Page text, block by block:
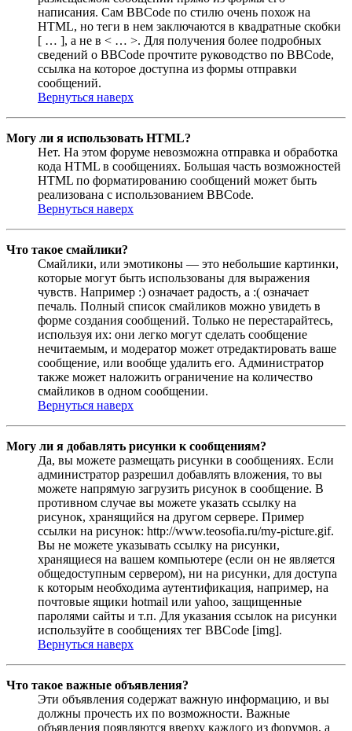
написания. Сам BBCode по стилю очень похож на
HTML, но теги в нем заключаются в квадратные скобки
[ … ], а не в < … >. Для получения более подробных
сведений о BBCode прочтите руководство по BBCode,
ссылка на которое доступна из формы отправки
сообщений.
Вернуться наверх
Могу ли я использовать HTML?
Нет. На этом форуме невозможна отправка и обработка
кода HTML в сообщениях. Большая часть возможностей
HTML по форматированию сообщений может быть
реализована с использованием BBCode.
Вернуться наверх
Что такое смайлики?
Смайлики, или эмотиконы — это небольшие картинки,
которые могут быть использованы для выражения
чувств. Например :) означает радость, а :( означает
печаль. Полный список смайликов можно увидеть в
форме создания сообщений. Только не перестарайтесь,
используя их: они легко могут сделать сообщение
нечитаемым, и модератор может отредактировать ваше
сообщение, или вообще удалить его. Администратор
также может наложить ограничение на количество
смайликов в одном сообщении.
Вернуться наверх
Могу ли я добавлять рисунки к сообщениям?
Да, вы можете размещать рисунки в сообщениях. Если
администратор разрешил добавлять вложения, то вы
можете напрямую загрузить рисунок в сообщение. В
противном случае вы можете указать ссылку на
рисунок, хранящийся на другом сервере. Пример
ссылки на рисунок: http://www.teosofia.ru/my-picture.gif.
Вы не можете указывать ссылку на рисунки,
хранящиеся на вашем компьютере (если он не является
общедоступным сервером), ни на рисунки, для доступа
к которым необходима аутентификация, например, на
почтовые ящики hotmail или yahoo, защищенные
паролями сайты и т.п. Для указания ссылок на рисунки
используйте в сообщениях тег BBCode [img].
Вернуться наверх
Что такое важные объявления?
Эти объявления содержат важную информацию, и вы
должны прочесть их по возможности. Важные
объявления появляются вверху каждого из форумов, а